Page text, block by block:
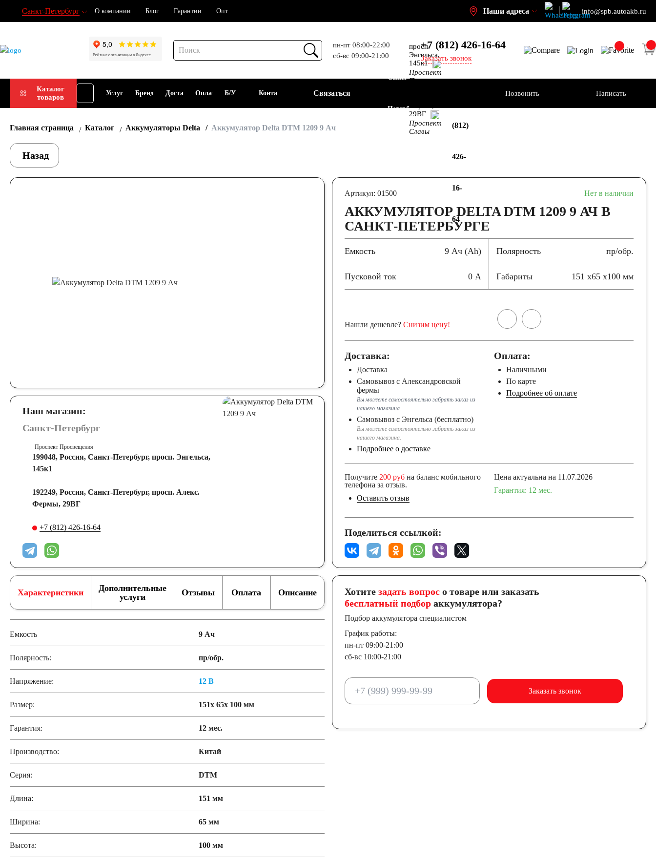
Санкт-Петербург О компании Блог Гарантии Опт Наши адреса info@spb.autoakb.ru
пн-пт 08:00-22:00
сб-вс 09:00-21:00
+7 (812) 426-16-64
Заказать звонок
Каталог
товаров
Подбор
АКБ
Услуги Бренды Доставка Оплата
Прием
Б/У Контакты Связаться
Санкт-
Петербург
просп.
Энгельса,
145к1
Проспект
Просвещения
29ВГ
Проспект
Славы
(812)
426-
16-
64
Позвонить Написать
Главная страница Каталог Аккумуляторы Delta Аккумулятор Delta DTM 1209 9 Ач
Назад
Наш магазин:
Санкт-Петербург
Проспект Просвещения
199048, Россия, Санкт-Петербург, просп. Энгельса,
145к1
192249, Россия, Санкт-Петербург, просп. Алекс.
Фермы, 29ВГ
+7 (812) 426-16-64
Артикул: 01500 Нет в наличии
АККУМУЛЯТОР DELTA DTM 1209 9 АЧ В
САНКТ-ПЕТЕРБУРГЕ
Емкость 9 Ач (Ah) Полярность пр/обр.
Пусковой ток 0 А Габариты 151 x65 x100 мм
Нашли дешевле? Снизим цену!
Доставка:
Доставка
Самовывоз с Александровской
фермы
Вы можете самостоятельно забрать заказ из
нашего магазина.
Самовывоз с Энгельса (бесплатно)
Вы можете самостоятельно забрать заказ из
нашего магазина.
Подробнее о доставке
Оплата:
Наличными
По карте
Подробнее об оплате
Получите 200 рубна баланс мобильного
телефона за отзыв.
Оставить отзыв
Цена актуальна на 11.07.2026
Гарантия: 12 мес.
Поделиться ссылкой:
Характеристики
Дополнительные
услуги
Отзывы Оплата Описание
Емкость 9 Ач
Полярность: пр/обр.
Напряжение: 12 В
Размер: 151x 65x 100 мм
Гарантия: 12 мес.
Производство: Китай
Серия: DTM
Длина: 151 мм
Ширина: 65 мм
Высота: 100 мм
Хотите задать вопросо товаре или заказать
бесплатный подбораккумулятора?
Подбор аккумулятора специалистом
График работы:
пн-пт 09:00-21:00
сб-вс 10:00-21:00
Заказать звонок